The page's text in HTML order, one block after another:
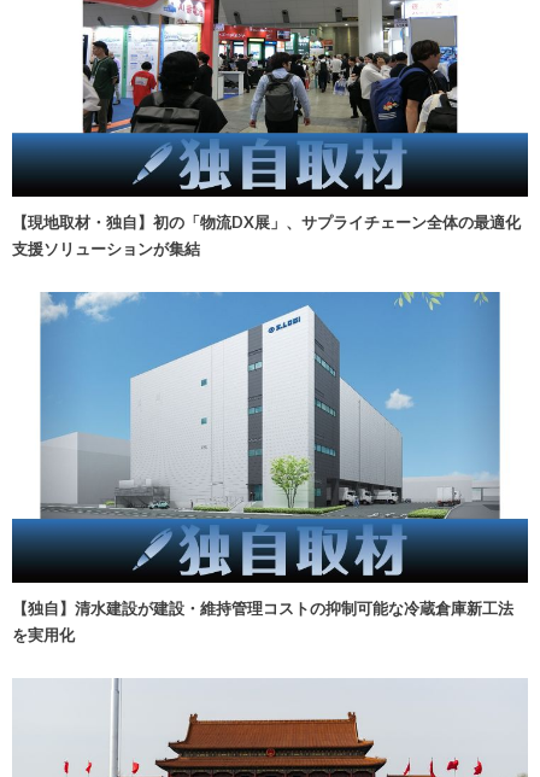
【現地取材・独自】初の「物流DX展」、サプライチェーン全体の最適化
支援ソリューションが集結
【独自】清水建設が建設・維持管理コストの抑制可能な冷蔵倉庫新工法
を実用化